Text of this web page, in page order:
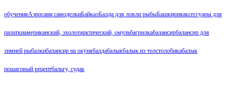
обученияАэросани самоделкиБайкалБалда для ловли рыбыБашкирияаксессуары для
палаткиамериканский, эхолотарктический, омульбагрилкабалансирбалансир для
зимней рыбалкибалансир на окунябалдабалыкбалык из толстолобикабалык
пошаговый рецептбальгу, судак